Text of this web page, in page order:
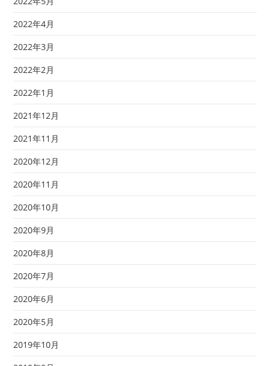
2022年4月
2022年3月
2022年2月
2022年1月
2021年12月
2021年11月
2020年12月
2020年11月
2020年10月
2020年9月
2020年8月
2020年7月
2020年6月
2020年5月
2019年10月